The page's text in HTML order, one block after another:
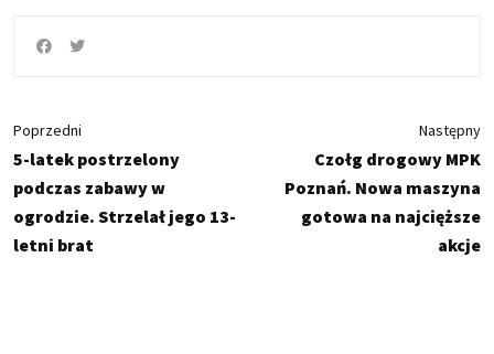
Poprzedni
5-latek postrzelony
podczas zabawy w
ogrodzie. Strzelał jego 13-
letni brat
Następny
Czołg drogowy MPK
Poznań. Nowa maszyna
gotowa na najcięższe
akcje